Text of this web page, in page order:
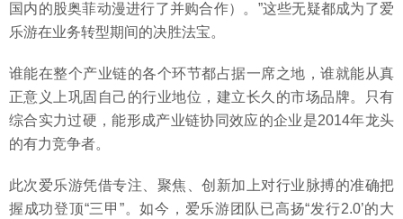
国内的股奥菲动漫进行了并购合作）。”这些无疑都成为了爱
乐游在业务转型期间的决胜法宝。
谁能在整个产业链的各个环节都占据一席之地，谁就能从真
正意义上巩固自己的行业地位，建立长久的市场品牌。只有
综合实力过硬，能形成产业链协同效应的企业是2014年龙头
的有力竞争者。
此次爱乐游凭借专注、聚焦、创新加上对行业脉搏的准确把
握成功登顶“三甲”。如今，爱乐游团队已高扬“发行2.0’的大